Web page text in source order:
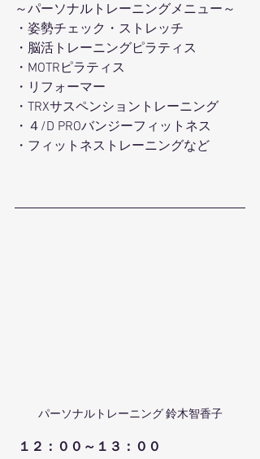
～パーソナルトレーニングメニュー～
・姿勢チェック・ストレッチ
・脳活トレーニングピラティス
・MOTRピラティス
・リフォーマー
・TRXサスペンショントレーニング
・４/D PROバンジーフィットネス
・フィットネストレーニングなど
パーソナルトレーニング 鈴木智香子
１２：００～１３：００